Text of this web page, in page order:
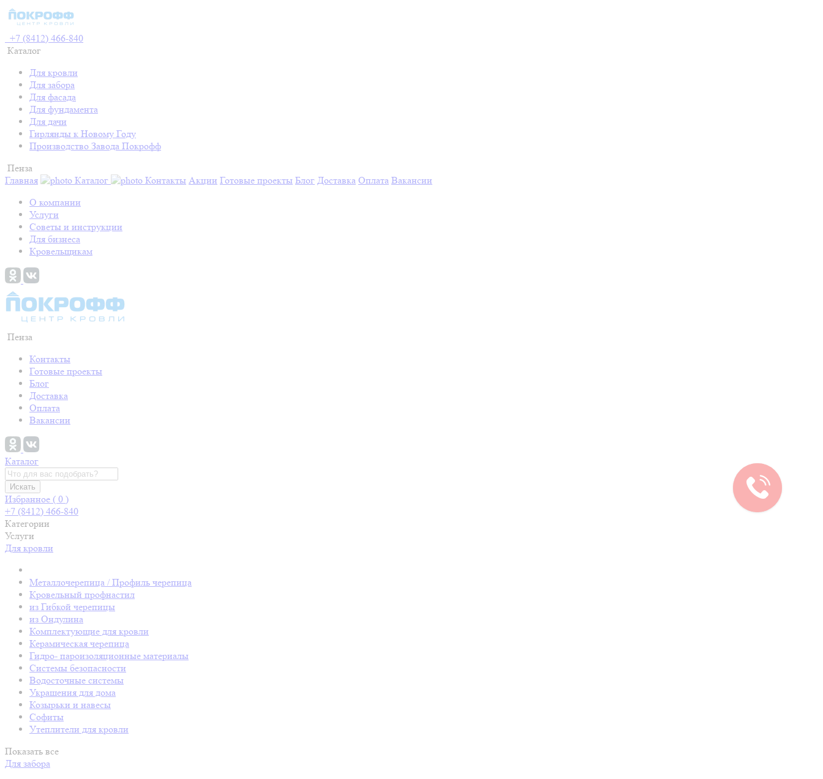
+7 (8412) 466-840
Каталог
Для кровли
Для забора
Для фасада
Для фундамента
Для дачи
Гирлянды к Новому Году
Производство Завода Покрофф
Пенза
Главная
Каталог Контакты Акции Готовые проекты Блог Доставка Оплата Вакансии
О компании
Услуги
Советы и инструкции
Для бизнеса
Кровельщикам
Пенза
Контакты
Готовые проекты
Блог
Доставка
Оплата
Вакансии
Каталог
Искать
Избранное ( 0 )
+7 (8412) 466-840
Категории
Услуги
Для кровли
Металлочерепица / Профиль черепица
Кровельный профнастил
из Гибкой черепицы
из Ондулина
Комплектующие для кровли
Керамическая черепица
Гидро- пароизоляционные материалы
Системы безопасности
Водосточные системы
Украшения для дома
Козырьки и навесы
Софиты
Утеплители для кровли
Показать все
Для забора